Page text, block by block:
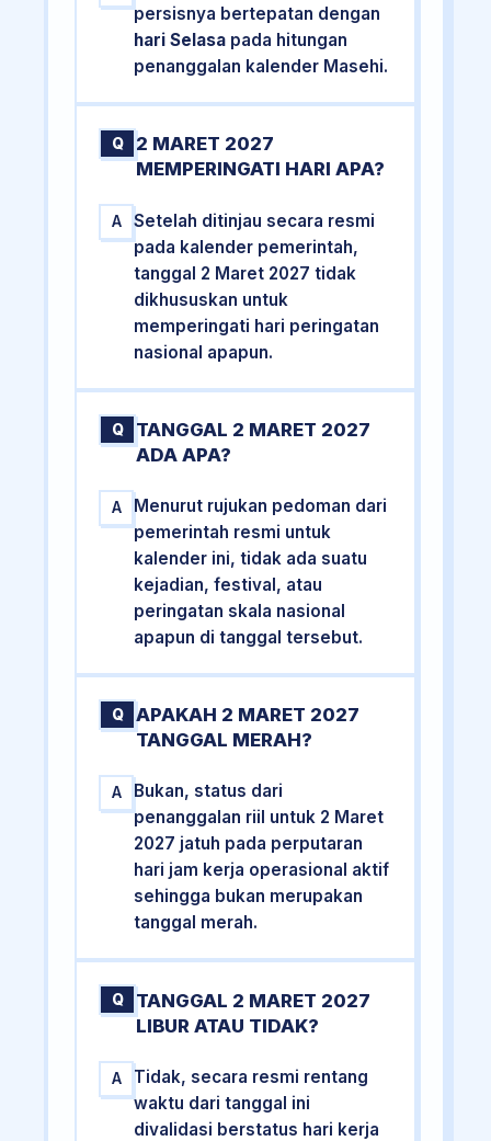
persisnya bertepatan dengan
hari Selasa pada hitungan
penanggalan kalender Masehi.
Q
2 MARET 2027
MEMPERINGATI HARI APA?
A
Setelah ditinjau secara resmi
pada kalender pemerintah,
tanggal 2 Maret 2027 tidak
dikhususkan untuk
memperingati hari peringatan
nasional apapun.
Q
TANGGAL 2 MARET 2027
ADA APA?
A
Menurut rujukan pedoman dari
pemerintah resmi untuk
kalender ini, tidak ada suatu
kejadian, festival, atau
peringatan skala nasional
apapun di tanggal tersebut.
Q
APAKAH 2 MARET 2027
TANGGAL MERAH?
A
Bukan, status dari
penanggalan riil untuk 2 Maret
2027 jatuh pada perputaran
hari jam kerja operasional aktif
sehingga bukan merupakan
tanggal merah.
Q
TANGGAL 2 MARET 2027
LIBUR ATAU TIDAK?
A
Tidak, secara resmi rentang
waktu dari tanggal ini
divalidasi berstatus hari kerja